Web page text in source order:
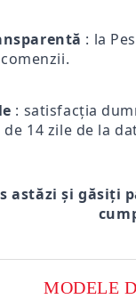
: la
: satisfacția
14 zile de la
astăzi și